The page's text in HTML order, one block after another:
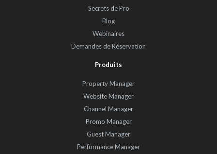
Secrets de Pro
Blog
Webinaires
Demandes de Réservation
Produits
Property Manager
Website Manager
Channel Manager
Promo Manager
Guest Manager
Performance Manager